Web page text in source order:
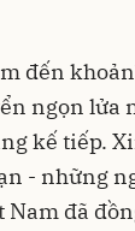
đến
ngọn
kế tiếp.
- những
đã